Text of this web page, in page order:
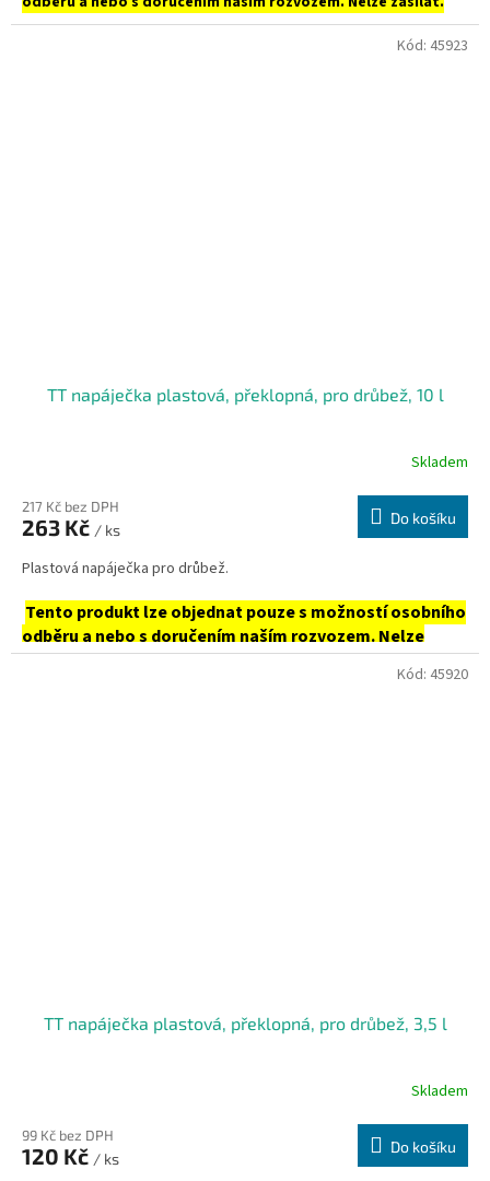
TT napáječka plastová, překlopná, pro drůbež, 10 l
Skladem
217 Kč bez DPH
263 Kč / ks
Do košíku
Plastová napáječka pro drůbež.
Tento produkt lze objednat pouze s možností osobního
odběru a nebo s doručením naším rozvozem. Nelze
zasílat.
Kód: 45923
TT napáječka plastová, překlopná, pro drůbež, 3,5 l
Skladem
99 Kč bez DPH
120 Kč / ks
Do košíku
Kód: 45920